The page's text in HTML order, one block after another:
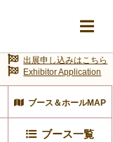
ブース＆ホールMAP
ブース一覧
出展申し込みはこちら
Exhibitor Application